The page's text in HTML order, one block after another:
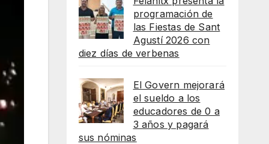
programación de
las Fiestas de Sant
Agustí 2026 con
diez días de verbenas
El Govern mejorará
el sueldo a los
educadores de 0 a
3 años y pagará
sus nóminas